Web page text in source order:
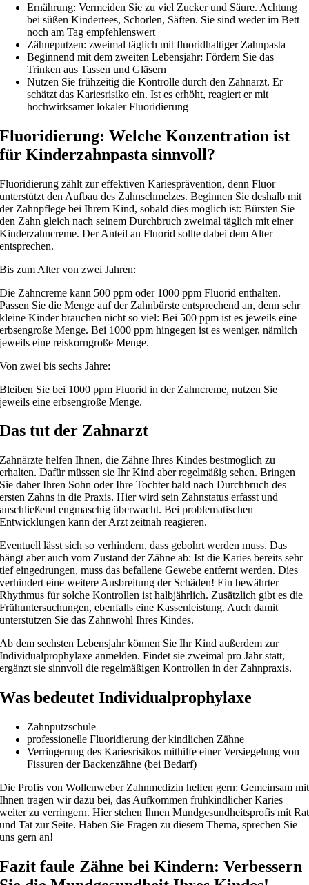
Ernährung: Vermeiden Sie zu viel Zucker und Säure. Achtung
bei süßen Kindertees, Schorlen, Säften. Sie sind weder im Bett
noch am Tag empfehlenswert
Zähneputzen: zweimal täglich mit fluoridhaltiger Zahnpasta
Beginnend mit dem zweiten Lebensjahr: Fördern Sie das
Trinken aus Tassen und Gläsern
Nutzen Sie frühzeitig die Kontrolle durch den Zahnarzt. Er
schätzt das Kariesrisiko ein. Ist es erhöht, reagiert er mit
hochwirksamer lokaler Fluoridierung
Fluoridierung: Welche Konzentration ist
für Kinderzahnpasta sinnvoll?
Fluoridierung zählt zur effektiven Kariesprävention, denn Fluor
unterstützt den Aufbau des Zahnschmelzes. Beginnen Sie deshalb mit
der Zahnpflege bei Ihrem Kind, sobald dies möglich ist: Bürsten Sie
den Zahn gleich nach seinem Durchbruch zweimal täglich mit einer
Kinderzahncreme. Der Anteil an Fluorid sollte dabei dem Alter
entsprechen.
Bis zum Alter von zwei Jahren:
Die Zahncreme kann 500 ppm oder 1000 ppm Fluorid enthalten.
Passen Sie die Menge auf der Zahnbürste entsprechend an, denn sehr
kleine Kinder brauchen nicht so viel: Bei 500 ppm ist es jeweils eine
erbsengroße Menge. Bei 1000 ppm hingegen ist es weniger, nämlich
jeweils eine reiskorngroße Menge.
Von zwei bis sechs Jahre:
Bleiben Sie bei 1000 ppm Fluorid in der Zahncreme, nutzen Sie
jeweils eine erbsengroße Menge.
Das tut der Zahnarzt
Zahnärzte helfen Ihnen, die Zähne Ihres Kindes bestmöglich zu
erhalten. Dafür müssen sie Ihr Kind aber regelmäßig sehen. Bringen
Sie daher Ihren Sohn oder Ihre Tochter bald nach Durchbruch des
ersten Zahns in die Praxis. Hier wird sein Zahnstatus erfasst und
anschließend engmaschig überwacht. Bei problematischen
Entwicklungen kann der Arzt zeitnah reagieren.
Eventuell lässt sich so verhindern, dass gebohrt werden muss. Das
hängt aber auch vom Zustand der Zähne ab: Ist die Karies bereits sehr
tief eingedrungen, muss das befallene Gewebe entfernt werden. Dies
verhindert eine weitere Ausbreitung der Schäden! Ein bewährter
Rhythmus für solche Kontrollen ist halbjährlich. Zusätzlich gibt es die
Frühuntersuchungen, ebenfalls eine Kassenleistung. Auch damit
unterstützen Sie das Zahnwohl Ihres Kindes.
Ab dem sechsten Lebensjahr können Sie Ihr Kind außerdem zur
Individualprophylaxe anmelden. Findet sie zweimal pro Jahr statt,
ergänzt sie sinnvoll die regelmäßigen Kontrollen in der Zahnpraxis.
Was bedeutet Individualprophylaxe
Zahnputzschule
professionelle Fluoridierung der kindlichen Zähne
Verringerung des Kariesrisikos mithilfe einer Versiegelung von
Fissuren der Backenzähne (bei Bedarf)
Die Profis von Wollenweber Zahnmedizin helfen gern: Gemeinsam mit
Ihnen tragen wir dazu bei, das Aufkommen frühkindlicher Karies
weiter zu verringern. Hier stehen Ihnen Mundgesundheitsprofis mit Rat
und Tat zur Seite. Haben Sie Fragen zu diesem Thema, sprechen Sie
uns gern an!
Fazit faule Zähne bei Kindern: Verbessern